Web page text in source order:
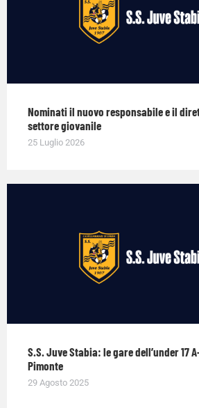
Nominati il nuovo responsabile e il
settore giovanile
25 Luglio 2026
S.S. Juve Stabia: le gare dell’under 17
Pimonte
29 Agosto 2025